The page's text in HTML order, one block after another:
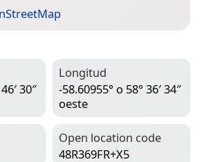
30″
Longitud
-58.60955° o 58° 36′ 34″
oeste
Open location code
48R369FR+X5